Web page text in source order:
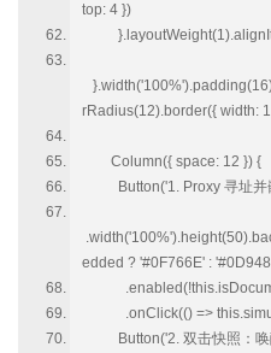
top: 4 })
rRadius(12).border({ width:
Column({ space: 12 }) {
Button('1. Proxy 寻址并
edded ? '#0F766E' :
.onClick(() =>
Button('2. 双击快照：唤